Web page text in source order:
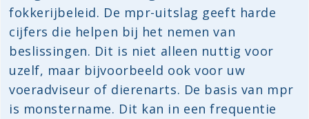
fokkerijbeleid. De mpr-uitslag geeft harde
cijfers die helpen bij het nemen van
beslissingen. Dit is niet alleen nuttig voor
uzelf, maar bijvoorbeeld ook voor uw
voeradviseur of dierenarts. De basis van mpr
is monstername. Dit kan in een frequentie